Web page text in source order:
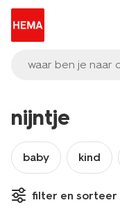
waar ben je naar
nijntje
baby kind
filter en sorteer
sale